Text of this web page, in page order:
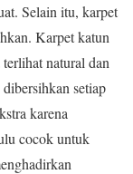
Selain itu, karpet
Karpet katun
natural dan
setiap
karena
cocok untuk